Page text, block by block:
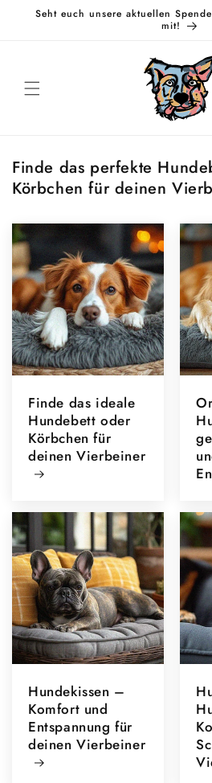
zum
Seht euch unsere aktuellen
mit!
Finde das perfekte
Körbchen für deinen
Finde das ideale
Hundebett oder
Körbchen für
deinen Vierbeiner
Hundekissen –
Komfort und
Entspannung für
deinen Vierbeiner